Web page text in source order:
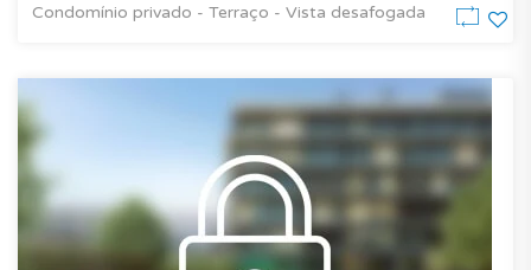
Condomínio privado - Terraço - Vista desafogada